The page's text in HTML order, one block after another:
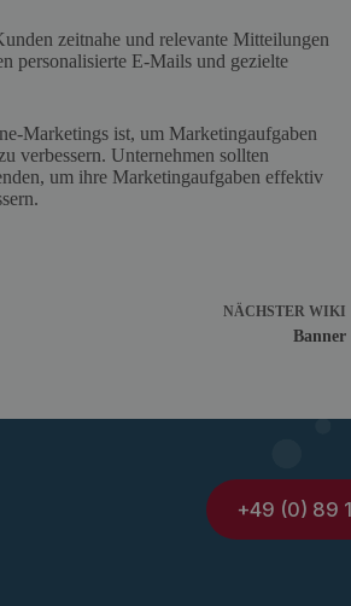
zeitnahe und relevante Mitteilungen
personalisierte E-Mails und gezielte
Marketings ist, um Marketingaufgaben
verbessern. Unternehmen sollten
um ihre Marketingaufgaben effektiv
NÄCHSTER WIKI
Banner
+49 (0) 89